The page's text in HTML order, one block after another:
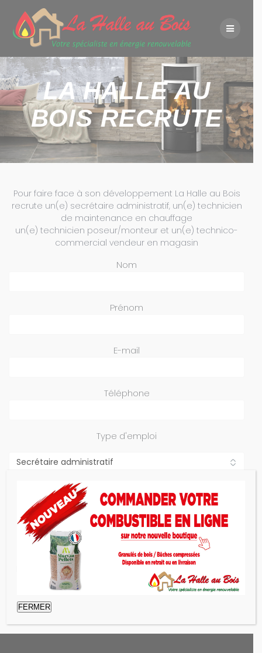
content
LA HALLE AU
BOIS RECRUTE
Pour faire face à son développement La Halle au Bois
recrute un(e) secrétaire administratif, un(e) technicien
de maintenance en chauffage
un(e) technicien poseur/monteur et un(e) technico-
commercial vendeur en magasin
Nom
Prénom
E-mail
Téléphone
Type d'emploi
Lettre de motivation
FERMER